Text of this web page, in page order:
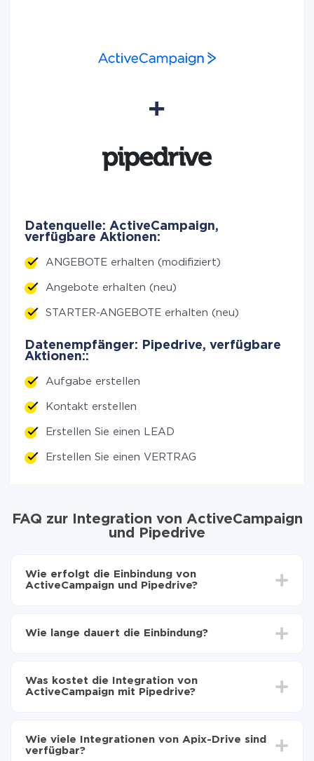
Datenquelle: ActiveCampaign,
verfügbare Aktionen:
ANGEBOTE erhalten (modifiziert)
Angebote erhalten (neu)
STARTER-ANGEBOTE erhalten (neu)
Datenempfänger: Pipedrive, verfügbare
Aktionen::
Aufgabe erstellen
Kontakt erstellen
Erstellen Sie einen LEAD
Erstellen Sie einen VERTRAG
FAQ zur Integration von ActiveCampaign
und Pipedrive
Wie erfolgt die Einbindung von
ActiveCampaign und Pipedrive?
Pipedrive zu übertragen
ActiveCampaign auf Pipedrive übertragen
Wie lange dauert die Einbindung?
Im Durchschnitt dauert es 10-15 Minuten.
Was kostet die Integration von
ActiveCampaign mit Pipedrive?
zahlen nur für die Datenmenge, die über unseren
Service von einem System auf ein anderes übertragen
Wie viele Integrationen von Apix-Drive sind
verfügbar?